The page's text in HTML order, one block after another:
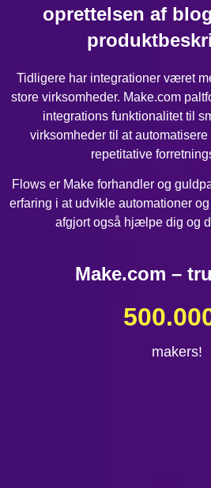
oprettelsen af
Tidligere har integrationer været
store virksomheder. Make.com
integrations funktionalitet til
virksomheder til at
repetitative
Flows er Make forhandler og
erfaring i at udvikle automationer
afgjort også hjælpe dig og
Make.com –
makers!